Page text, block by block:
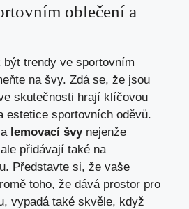
oblečení a
být trendy ve sportovním
na švy. Zdá se, že jsou
skutečnosti hrají klíčovou
estetice sportovních oděvů.
lemovací švynejenže
přidávají také na
Představte si, že vaše
toho, že dává prostor pro
vypadá také skvěle, když